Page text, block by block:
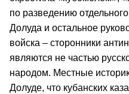
по разведению
Долуда и остальное
войска – сторонники
являются не частью
народом. Местные
Долуде, что кубанских